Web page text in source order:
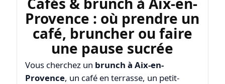
Provence : où prendre un
café, bruncher ou faire
une pause sucrée
Vous cherchez un brunch à Aix-en-
Provence, un café en terrasse, un petit-